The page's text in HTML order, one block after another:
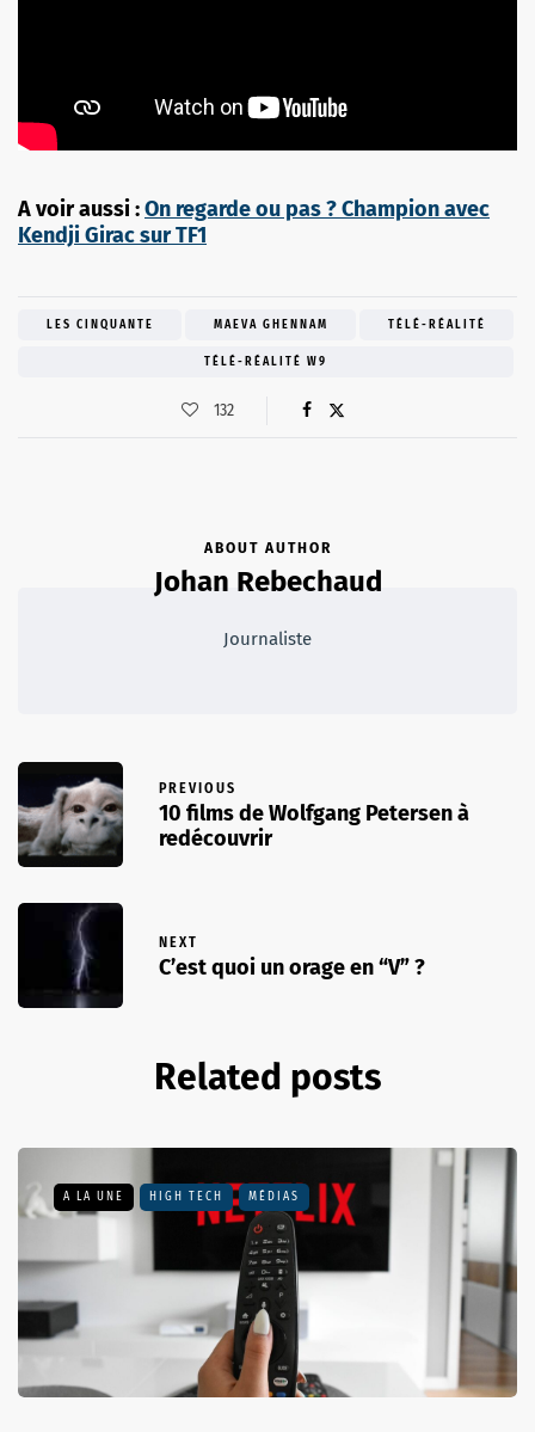
A voir aussi :On regarde ou pas ? Champion avec
Kendji Girac sur TF1
LES CINQUANTE MAEVA GHENNAM TÉLÉ-RÉALITÉ
TÉLÉ-RÉALITÉ W9
132
ABOUT AUTHOR
Johan Rebechaud
Journaliste
PREVIOUS
10 films de Wolfgang Petersen à
redécouvrir
NEXT
C’est quoi un orage en “V” ?
Related posts
A LA UNE HIGH TECH MÉDIAS